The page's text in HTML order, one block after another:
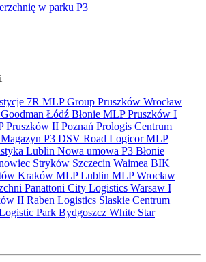
w parku P3
7R MLP Group Pruszków Wrocław
Goodman Łódź Błonie MLP Pruszków I
Pruszków II Poznań Prologis Centrum
Magazyn P3 DSV Road LogicorMLP
Lublin Nowa umowa P3 Błonie
Stryków Szczecin Waimea BIK
Kraków MLP Lublin MLP Wrocław
Panattoni City Logistics Warsaw I
II Raben Logistics Ślaskie Centrum
Park Bydgoszcz White Star